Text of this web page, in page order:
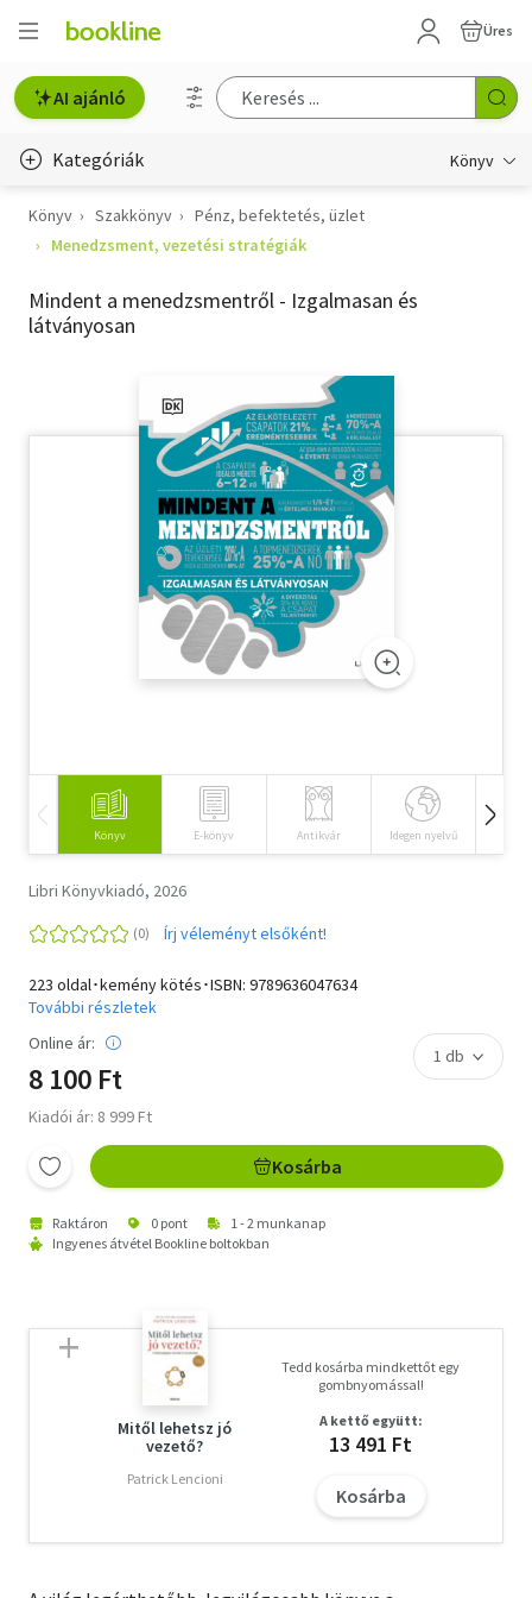
Üres
AI ajánló
Kategóriák Könyv
Életmód, egészség
Gyermek- és ifjúsági
Szótár, nyelvkönyv
Tankönyv, segédkönyv
Társadalomtudomány
Történelem
Könyv Szakkönyv
Pénz, befektetés, üzlet
Menedzsment, vezetési stratégiák
Mindent a menedzsmentről - Izgalmasan és
látványosan
Könyv E-könyv Antikvár Idegen nyelvű
Libri Könyvkiadó, 2026
Írj véleményt elsőként!
223 oldal･kemény kötés･ISBN: 9789636047634
További részletek
Online ár:
8 100 Ft
Kiadói ár: 8 999 Ft
Kosárba
Raktáron 0 pont
1 - 2 munkanap
Ingyenes átvétel Bookline boltokban
Mitől lehetsz jó
vezető?
Patrick Lencioni
Tedd kosárba mindkettőt egy
gombnyomással!
A kettő együtt:
13 491 Ft
Kosárba